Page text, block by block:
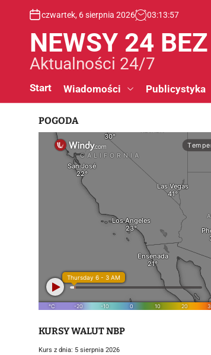
czwartek, 6 sierpnia 2026 03:13:58
NEWSY 24
Aktualności 24/7
Start Wiadomości Publicystyka
POGODA
KURSY WALUT NBP
Kurs z dnia: 5 sierpnia 2026